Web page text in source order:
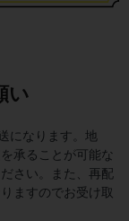
い
になります。地
承ることが可能な
さい。また、再配
ますのでお受け取